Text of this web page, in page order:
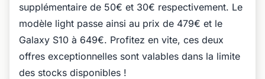
supplémentaire de 50€ et 30€ respectivement. Le
modèle light passe ainsi au prix de 479€ et le
Galaxy S10 à 649€. Profitez en vite, ces deux
offres exceptionnelles sont valables dans la limite
des stocks disponibles !